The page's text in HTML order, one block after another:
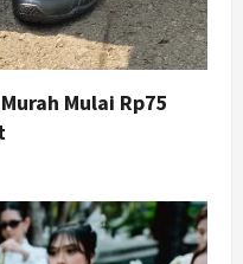
Mulai Rp75